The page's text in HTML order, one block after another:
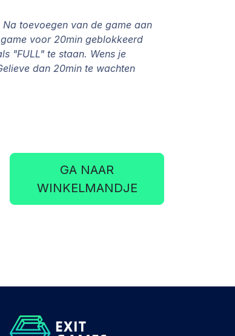
toevoegen van de game aan
voor 20min geblokkeerd
"FULL" te staan. Wens je
dan 20min te wachten
GA NAAR
WINKELMANDJE